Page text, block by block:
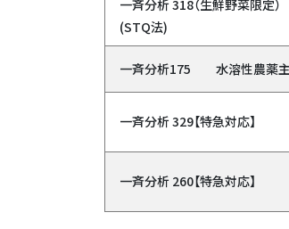
学習ページ
品質管理体制
「新型コロナ対策
一斉分析 318（生鮮野菜限定
(STQ法)
一斉分析175 水溶性農薬
一斉分析 329【特急対応】
一斉分析 260【特急対応】